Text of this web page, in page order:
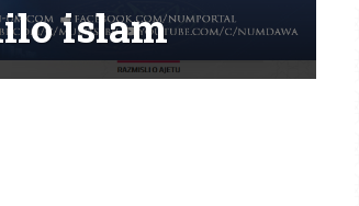
islam